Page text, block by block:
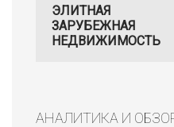
ЭЛИТНАЯ
ЗАРУБЕЖНАЯ
НЕДВИЖИМОСТЬ
АНАЛИТИКА И